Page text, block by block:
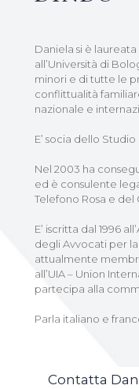
Daniela si è
all’Università di
minori e di tutte le
conflittualità
nazionale e
E’ socia dello Studio
Nel 2003 ha
ed è consulente
Telefono Rosa e del
E’ iscritta dal 1996
degli Avvocati per
attualmente
all’UIA – Union
partecipa alla
Parla italiano e
Contatta